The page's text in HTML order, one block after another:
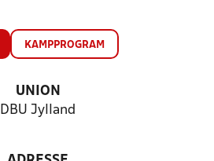
KAMPPROGRAM
UNION
DBU Jylland